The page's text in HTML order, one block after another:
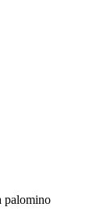
palomino